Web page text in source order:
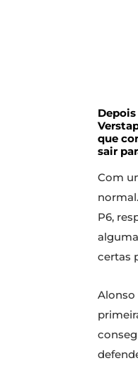
que
sair
Com
normal.
P6,
certas
Alonso